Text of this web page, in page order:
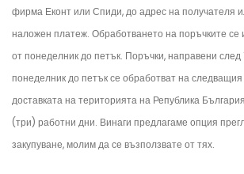
фирма Еконт или Спиди, до адрес на получателя
наложен платеж. Обработването на поръчките се
от понеделник до петък. Поръчки, направени след
понеделник до петък се обработват на
доставката на територията на Република
(три) работни дни. Винаги предлагаме опция
закупуване, молим да се възползвате от тях.